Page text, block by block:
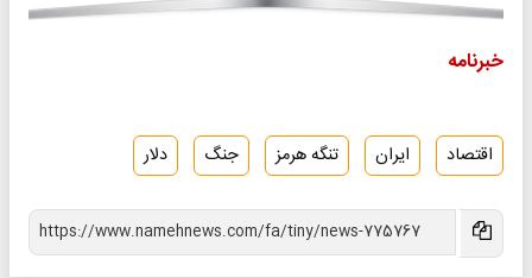
خبرنامه
اقتصاد ایران تنگه هرمز جنگ دلار